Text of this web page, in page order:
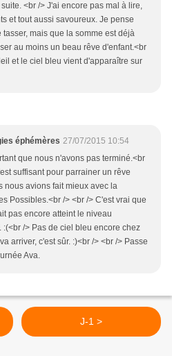
<br /> J'ai encore pas mal à lire,
et tout aussi savoureux. Je pense
mais que la somme est déjà
au moins un beau rêve d'enfant.<br
et le ciel bleu vient d'apparaître sur
éphémères 27/07/2015 10:54
que nous n'avons pas terminé.<br
suffisant pour parrainer un rêve
nous avions fait mieux avec la
Possibles.<br /> <br /> C'est vrai que
pas encore atteint le niveau
:(<br /> Pas de ciel bleu encore chez
arriver, c'est sûr. :)<br /> <br /> Passe
Ava.
J-1 >